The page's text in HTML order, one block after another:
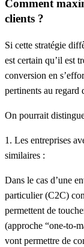
Comment
clients ?
Si cette stratégie
est certain qu’il est
conversion en
pertinents au regard
On pourrait
1. Les entreprises
similaires :
Dans le cas d’une
particulier (C2C)
permettent de
(approche “one-to-
vont permettre de